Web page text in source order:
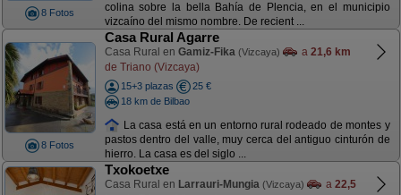
8 Fotos
colina sobre la bella Bahía de Plencia, en el municipio
vizcaíno del mismo nombre. De recient ...
8 Fotos
Casa Rural Agarre
Casa Rural en Gamiz-Fika (Vizcaya) a 21,6 km
de Triano (Vizcaya)
15+3 plazas
25 €
18 km de Bilbao
La casa está en un entorno rural rodeado de montes y
pastos dentro del valle, muy cerca del antiguo cinturón de
hierro. La casa es del siglo ...
Txokoetxe
Casa Rural en Larrauri-Mungia (Vizcaya) a 22,5